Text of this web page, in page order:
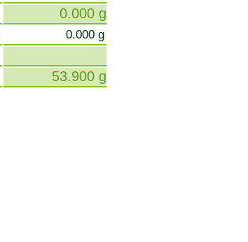
0.000 g
0.000 g
53.900 g